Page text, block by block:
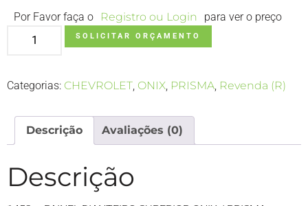
Por Favor faça o Registro ou Login para ver o preço
SOLICITAR ORÇAMENTO
Categorias: CHEVROLET, ONIX, PRISMA, Revenda (R)
Descrição Avaliações (0)
Descrição